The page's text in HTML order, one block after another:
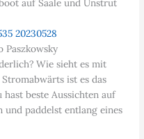
auf Saale und Unstrut
Paszkowsky
Wie sieht es mit
ist es das
beste Aussichten auf
und paddelst entlang eines